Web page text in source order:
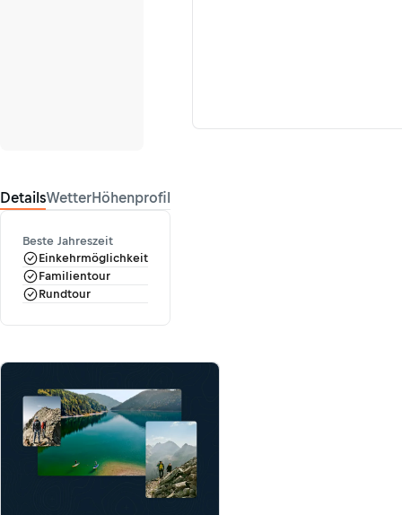
DetailsWetterHöhenprofil
Beste Jahreszeit
Einkehrmöglichkeit
Familientour
Rundtour